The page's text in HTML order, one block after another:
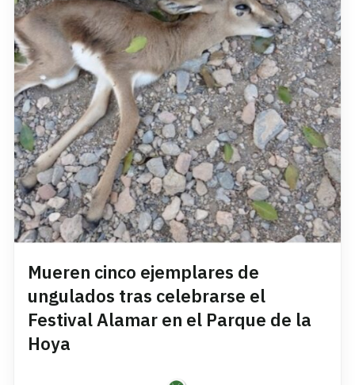
Mueren cinco ejemplares de
ungulados tras celebrarse el
Festival Alamar en el Parque de la
Hoya